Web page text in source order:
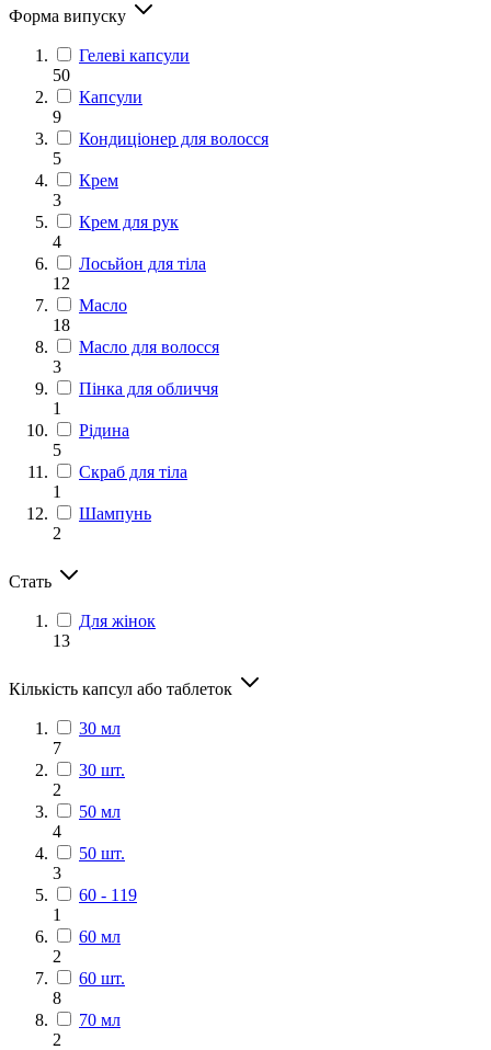
Форма випуску
Гелеві капсули
50
Капсули
9
Кондиціонер для волосся
5
Крем
3
Крем для рук
4
Лосьйон для тіла
12
Масло
18
Масло для волосся
3
Пінка для обличчя
1
Рідина
5
Скраб для тіла
1
Шампунь
2
Стать
Для жінок
13
Кількість капсул або таблеток
30 мл
7
30 шт.
2
50 мл
4
50 шт.
3
60 - 119
1
60 мл
2
60 шт.
8
70 мл
2